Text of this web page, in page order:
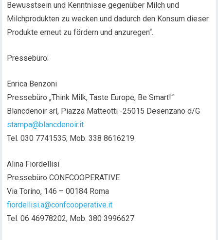
Bewusstsein und Kenntnisse gegenüber Milch und
Milchprodukten zu wecken und dadurch den Konsum dieser
Produkte erneut zu fördern und anzuregen“.
Pressebüro:
Enrica Benzoni
Pressebüro „Think Milk, Taste Europe, Be Smart!“
Blancdenoir srl, Piazza Matteotti -25015 Desenzano d/G
stampa@blancdenoir.it
Tel. 030 7741535; Mob. 338 8616219
Alina Fiordellisi
Pressebüro CONFCOOPERATIVE
Via Torino, 146 – 00184 Roma
fiordellisi.a@confcooperative.it
Tel. 06 46978202; Mob. 380 3996627